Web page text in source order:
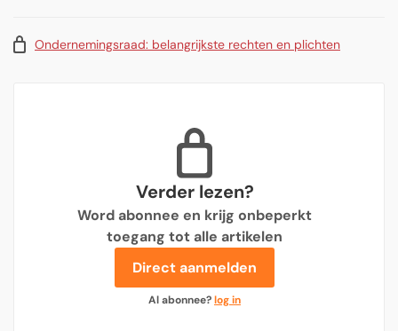
Ondernemingsraad: belangrijkste rechten en plichten
Verder lezen?
Word abonnee en krijg onbeperkt
toegang tot alle artikelen
Direct aanmelden
Al abonnee?log in